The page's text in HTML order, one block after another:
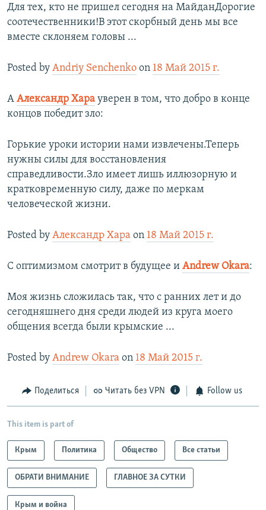
Для тех, кто не пришел сегодня на МайданДорогие
соотечественники!В этот скорбный день мы все
вместе склоняем головы ...
Posted by Andriy Senchenko on 18 Май 2015 г.
А Александр Хара уверен в том, что добро в конце
концов победит зло:
Горькие уроки истории нами извлечены.Теперь
нужны силы для восстановления
справедливости.Зло имеет лишь иллюзорную и
кратковременную силу, даже по меркам
человеческой жизни.
Posted by Александр Хара on 18 Май 2015 г.
С оптимизмом смотрит в будущее и Andrew Okara:
Моя жизнь сложилась так, что с ранних лет и до
сегодняшнего дня среди людей из круга моего
общения всегда были крымские ...
Posted by Andrew Okara on 18 Май 2015 г.
Поделиться Читать без VPN Follow us
This item is part of
Крым Политика Общество Все статьи
ОБРАТИ ВНИМАНИЕ ГЛАВНОЕ ЗА СУТКИ
Крым и война